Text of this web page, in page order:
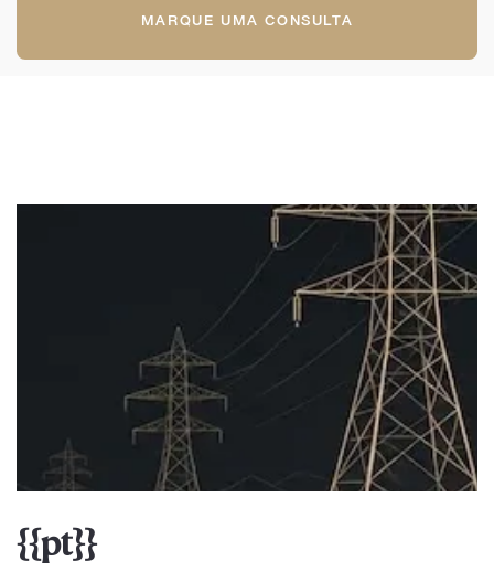
MARQUE UMA CONSULTA
{{pt}}